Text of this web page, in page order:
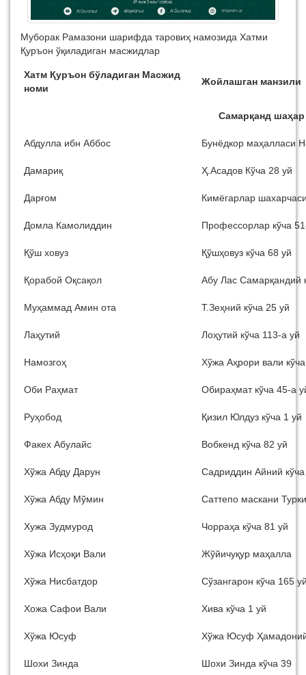
Муборак Рамазони шарифда таровиҳ намозида Хатми
Қуръон ўқиладиган масжидлар
Хатм Қуръон бўладиган Масжид
номи
Жойлашган манзили
Самарқанд шаҳар
Абдулла ибн Аббос Бунёдкор маҳалласи
Дамариқ Ҳ.Асадов Кўча 28 уй
Дарғом Кимёгарлар
Домла Камолиддин Профессорлар кўча
Қўш ховуз Қўшҳовуз кўча 68 уй
Қорабой Оқсақол Абу Лас Самарқандий
Муҳаммад Амин ота Т.Зеҳний кўча 25 уй
Лаҳутий Лоҳутий кўча 113-а уй
Намозгоҳ Хўжа Аҳрори вали
Оби Раҳмат Обираҳмат кўча 45-а
Руҳобод Қизил Юлдуз кўча 1 уй
Факех Абулайс Вобкенд кўча 82 уй
Хўжа Абду Дарун Садриддин Айний
Хўжа Абду Мўмин Саттепо маскани
Хужа Зудмурод Чорраҳа кўча 81 уй
Хўжа Исҳоқи Вали Жўйичуқур маҳалла
Хўжа Нисбатдор Сўзангарон кўча 165
Хожа Сафои Вали Хива кўча 1 уй
Хўжа Юсуф Хўжа Юсуф
Шохи Зинда Шохи Зинда кўча 39